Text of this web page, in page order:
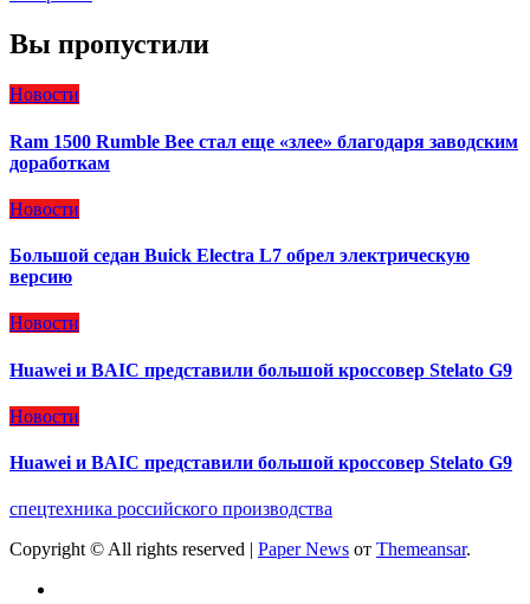
Вы пропустили
Новости
Ram 1500 Rumble Bee стал еще «злее» благодаря заводским
доработкам
Новости
Большой седан Buick Electra L7 обрел электрическую
версию
Новости
Huawei и BAIC представили большой кроссовер Stelato G9
Новости
Huawei и BAIC представили большой кроссовер Stelato G9
спецтехника российского производства
Copyright © All rights reserved | Paper News от Themeansar.